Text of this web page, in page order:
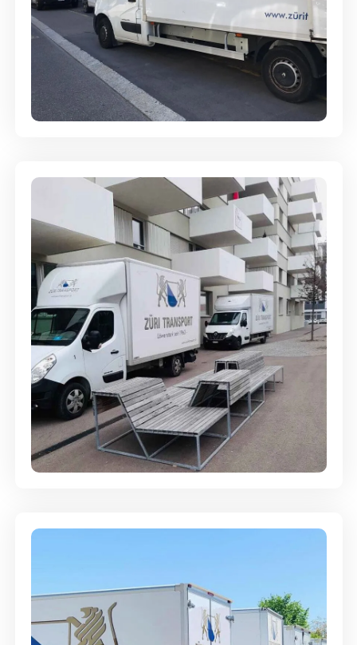
Full-Service - Für Privatumzüge
Umzugsreinigung - mit
Abgabegarantie